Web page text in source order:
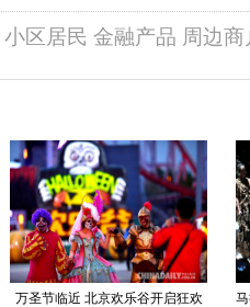
小区居民 金融产品 周边商
万圣节临近 北京欢乐谷开启狂欢